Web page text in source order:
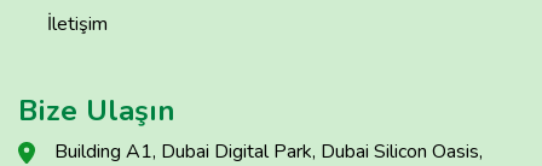
İletişim
Bize Ulaşın
Building A1, Dubai Digital Park, Dubai Silicon Oasis,